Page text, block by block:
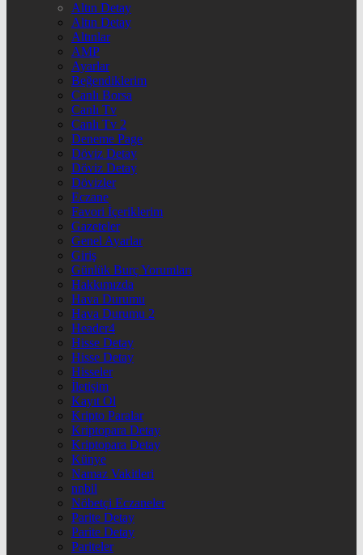
Altın Detay
Altın Detay
Altınlar
AMP
Ayarlar
Beğendiklerim
Canlı Borsa
Canlı Tv
Canlı Tv 2
Deneme Page
Döviz Detay
Döviz Detay
Dövizler
Eczane
Favori İçeriklerim
Gazeteler
Genel Ayarlar
Giriş
Günlük Burç Yorumları
Hakkımızda
Hava Durumu
Hava Durumu 2
Header4
Hisse Detay
Hisse Detay
Hisseler
İletişim
Kayıt Ol
Kripto Paralar
Kriptopara Detay
Kriptopara Detay
Künye
Namaz Vakitleri
nnbil
Nöbetçi Eczaneler
Parite Detay
Parite Detay
Pariteler